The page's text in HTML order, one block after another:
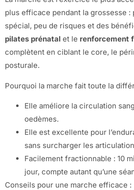
plus efficace pendant la grossesse :
spécial, peu de risques et des
pilates prénatal et le renforcement
complètent en ciblant le core, le
posturale.
Pourquoi la marche fait toute la
Elle améliore la circulation
oedèmes.
Elle est excellente pour
sans surcharger les
Facilement fractionnable : 10
jour, compte autant qu’une
Conseils pour une marche efficace :